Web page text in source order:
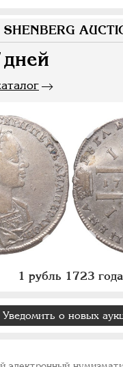
SHENBERG
дней
1 рубль 1723 года
Уведомить о новых